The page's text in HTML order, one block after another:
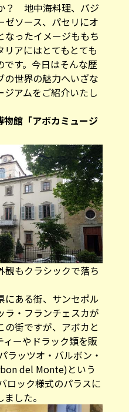
？ 地中海料理、バジ
ゼソース、パセリにオ
ったイメージももち
アにはとてもとても
す。今日はそんな歴
の世界の魅力へいざな
アムをご紹介いたし
物館「アボカミュージ
観もクラシックで落ち
にある街、サンセポル
ラ・フランチェスカが
の街ですが、アボカと
ーやドラック類を販
ラッツオ・バルボン・
del Monte)という
ロック様式のパラスに
した。